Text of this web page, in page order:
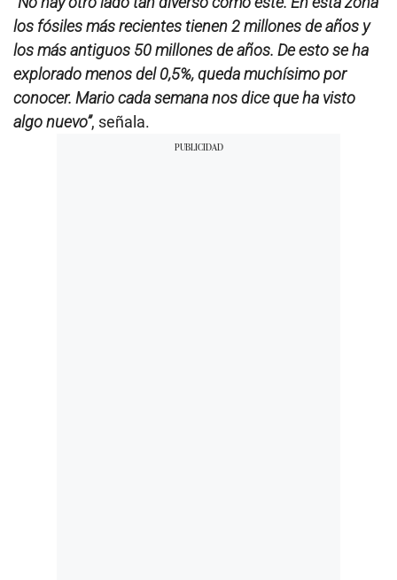
los fósiles más recientes tienen 2 millones de años y
los más antiguos 50 millones de años. De esto se ha
explorado menos del 0,5%, queda muchísimo por
conocer. Mario cada semana nos dice que ha visto
algo nuevo”, señala.